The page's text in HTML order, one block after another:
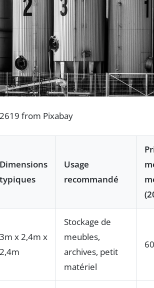
from Pixabay
Dimensions
typiques
Usage
recommandé
3m x 2,4m x
2,4m
Stockage de
meubles,
archives, petit
matériel